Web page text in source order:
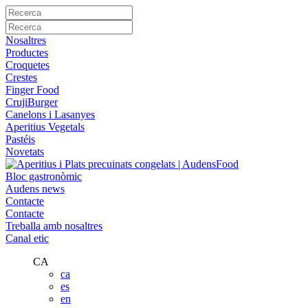
Nosaltres
Productes
Croquetes
Crestes
Finger Food
CrujiBurger
Canelons i Lasanyes
Aperitius Vegetals
Pastéis
Novetats
Bloc gastronòmic
Audens news
Contacte
Contacte
Treballa amb nosaltres
Canal etic
CA
ca
es
en